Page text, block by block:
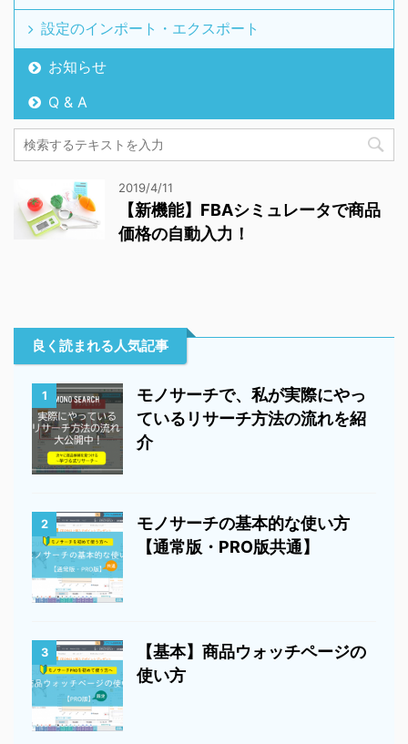
設定のインポート・エクスポート
お知らせ
Q & A
2019/4/11
【新機能】FBAシミュレータで商品
価格の自動入力！
良く読まれる人気記事
1
モノサーチで、私が実際にやっ
ているリサーチ方法の流れを紹
介
2
モノサーチの基本的な使い方
【通常版・PRO版共通】
3
【基本】商品ウォッチページの
使い方